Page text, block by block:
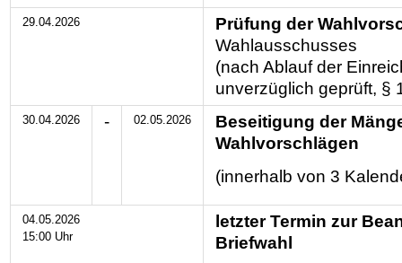
29.04.2026
Prüfung der
Wahlausschusses
(nach Ablauf der
unverzüglich geprüft, §
30.04.2026 - 02.05.2026
Beseitigung der
Wahlvorschlägen
(innerhalb von 3
04.05.2026
15:00 Uhr
letzter Termin zur
Briefwahl